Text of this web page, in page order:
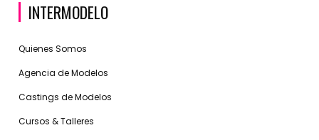
INTERMODELO
Quienes Somos
Agencia de Modelos
Castings de Modelos
Cursos & Talleres